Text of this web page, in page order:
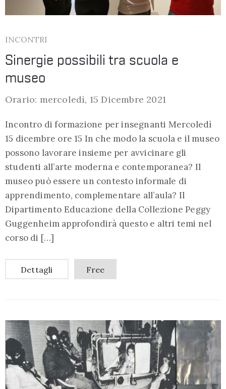
INCONTRI
Sinergie possibili tra scuola e
museo
Orario: mercoledì, 15 Dicembre 2021
Incontro di formazione per insegnanti Mercoledì
15 dicembre ore 15 In che modo la scuola e il museo
possono lavorare insieme per avvicinare gli
studenti all’arte moderna e contemporanea? Il
museo può essere un contesto informale di
apprendimento, complementare all’aula? Il
Dipartimento Educazione della Collezione Peggy
Guggenheim approfondirà questo e altri temi nel
corso di […]
Dettagli Free